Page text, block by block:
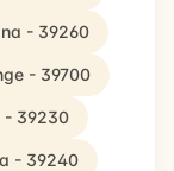
- 39260
- 39700
- 39230
- 39240